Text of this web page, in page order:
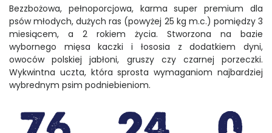
Bezzbożowa, pełnoporcjowa, karma super premium dla
psów młodych, dużych ras (powyżej 25 kg m.c.) pomiędzy 3
miesiącem, a 2 rokiem życia. Stworzona na bazie
wybornego mięsa kaczki i łososia z dodatkiem dyni,
owoców polskiej jabłoni, gruszy czy czarnej porzeczki.
Wykwintna uczta, która sprosta wymaganiom najbardziej
wybrednym psim podniebieniom.